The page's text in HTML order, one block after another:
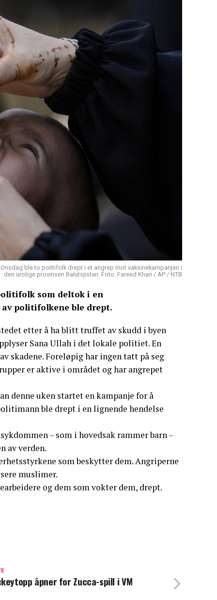
ble to politifolk drept i et angrep mot vaksinekampanjen i
den urolige provinsen Balutsjistan. Foto: Fareed Khan / AP / NTB
som deltok i en
politifolkene ble drept.
etter å ha blitt truffet av skudd i byen
Sana Ullah i det lokale politiet. En
skadene. Foreløpig har ingen tatt på seg
er aktive i området og har angrepet
denne uken startet en kampanje for å
ble drept i en lignende hendelse
– som i hovedsak rammer barn –
av verden.
som beskytter dem. Angriperne
muslimer.
og dem som vokter dem, drept.
åpner for Zucca-spill i VM